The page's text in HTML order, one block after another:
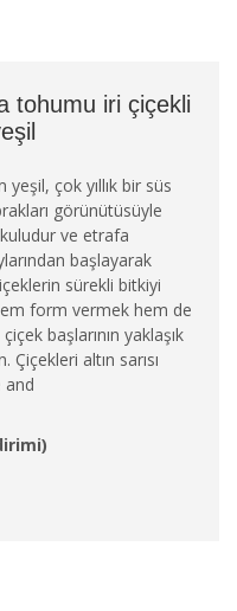
tohumu iri çiçekli
çok yıllık bir süs
görünütüsüyle
ve etrafa
başlayarak
sürekli bitkiyi
form vermek hem de
başlarının yaklaşık
altın sarısı
and